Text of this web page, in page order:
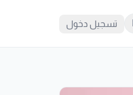
تسجيل دخول